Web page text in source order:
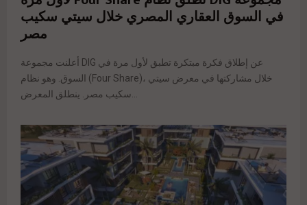
في السوق العقاري المصري خلال سيتي سكيب
مصر
أعلنت مجموعة DIG عن إطلاق فكرة مبتكرة تطبق لأول مرة في
السوق. وهو نظام (Four Share)، خلال مشاركتها في معرض سيتي